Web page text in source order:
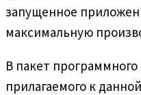
запущенное
максимальную
В пакет
прилагаемого к